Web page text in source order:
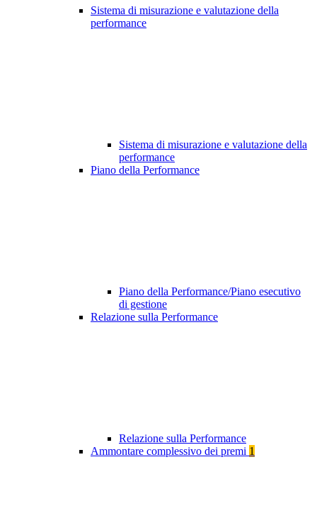
Sistema di misurazione e valutazione della
performance
Sistema di misurazione e valutazione della
performance
Piano della Performance
Piano della Performance/Piano esecutivo
di gestione
Relazione sulla Performance
Relazione sulla Performance
Ammontare complessivo dei premi 1